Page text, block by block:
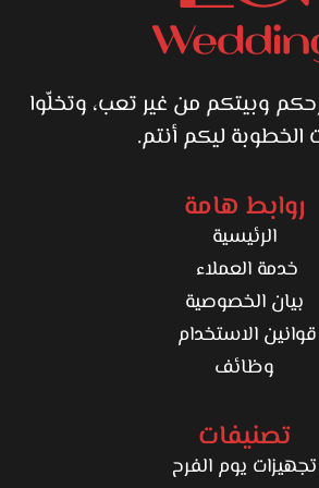
وبيتكم من غير تعب، وتخلّوا
ليكم أنتم.
روابط هامة
الرئيسية
خدمة العملاء
بيان الخصوصية
قوانين الاستخدام
وظائف
تصنيفات
تجهيزات يوم الفرح